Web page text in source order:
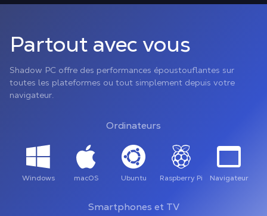
Partout avec vous
Shadow PC offre des performances époustouflantes sur
toutes les plateformes ou tout simplement depuis votre
navigateur.
Ordinateurs
Windows macOS Ubuntu Raspberry Pi Navigateur
Smartphones et TV